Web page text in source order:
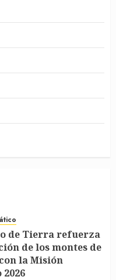
de Tierra refuerza
de los montes de
la Misión